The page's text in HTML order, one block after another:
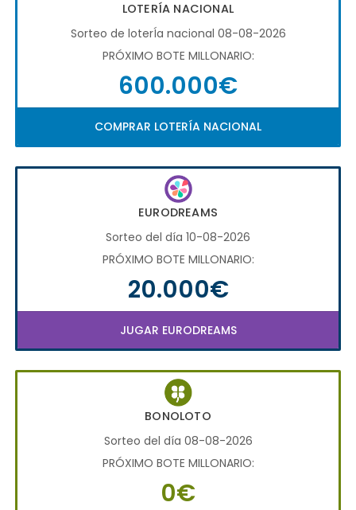
LOTERÍA NACIONAL
Sorteo de loterÍa nacional 08-08-2026
PRÓXIMO BOTE MILLONARIO:
600.000€
COMPRAR LOTERÍA NACIONAL
EURODREAMS
Sorteo del día 10-08-2026
PRÓXIMO BOTE MILLONARIO:
20.000€
JUGAR EURODREAMS
BONOLOTO
Sorteo del día 08-08-2026
PRÓXIMO BOTE MILLONARIO:
0€